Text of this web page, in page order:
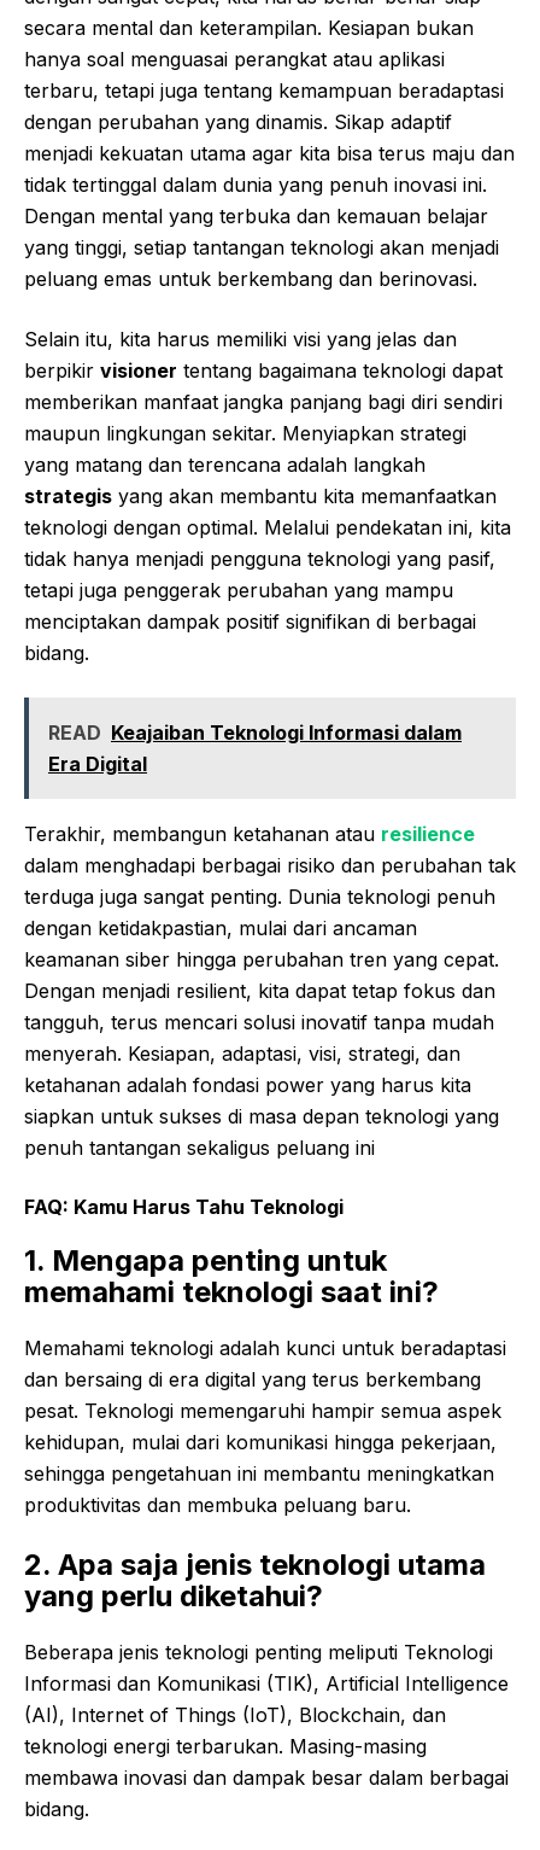
secara mental dan keterampilan. Kesiapan bukan
hanya soal menguasai perangkat atau aplikasi
terbaru, tetapi juga tentang kemampuan beradaptasi
dengan perubahan yang dinamis. Sikap adaptif
menjadi kekuatan utama agar kita bisa terus maju dan
tidak tertinggal dalam dunia yang penuh inovasi ini.
Dengan mental yang terbuka dan kemauan belajar
yang tinggi, setiap tantangan teknologi akan menjadi
peluang emas untuk berkembang dan berinovasi.
Selain itu, kita harus memiliki visi yang jelas dan
berpikir visioner tentang bagaimana teknologi dapat
memberikan manfaat jangka panjang bagi diri sendiri
maupun lingkungan sekitar. Menyiapkan strategi
yang matang dan terencana adalah langkah
strategis yang akan membantu kita memanfaatkan
teknologi dengan optimal. Melalui pendekatan ini, kita
tidak hanya menjadi pengguna teknologi yang pasif,
tetapi juga penggerak perubahan yang mampu
menciptakan dampak positif signifikan di berbagai
bidang.
READ Keajaiban Teknologi Informasi dalam
Era Digital
Terakhir, membangun ketahanan atau resilience
dalam menghadapi berbagai risiko dan perubahan tak
terduga juga sangat penting. Dunia teknologi penuh
dengan ketidakpastian, mulai dari ancaman
keamanan siber hingga perubahan tren yang cepat.
Dengan menjadi resilient, kita dapat tetap fokus dan
tangguh, terus mencari solusi inovatif tanpa mudah
menyerah. Kesiapan, adaptasi, visi, strategi, dan
ketahanan adalah fondasi power yang harus kita
siapkan untuk sukses di masa depan teknologi yang
penuh tantangan sekaligus peluang ini
FAQ: Kamu Harus Tahu Teknologi
1. Mengapa penting untuk
memahami teknologi saat ini?
Memahami teknologi adalah kunci untuk beradaptasi
dan bersaing di era digital yang terus berkembang
pesat. Teknologi memengaruhi hampir semua aspek
kehidupan, mulai dari komunikasi hingga pekerjaan,
sehingga pengetahuan ini membantu meningkatkan
produktivitas dan membuka peluang baru.
2. Apa saja jenis teknologi utama
yang perlu diketahui?
Beberapa jenis teknologi penting meliputi Teknologi
Informasi dan Komunikasi (TIK), Artificial Intelligence
(AI), Internet of Things (IoT), Blockchain, dan
teknologi energi terbarukan. Masing-masing
membawa inovasi dan dampak besar dalam berbagai
bidang.